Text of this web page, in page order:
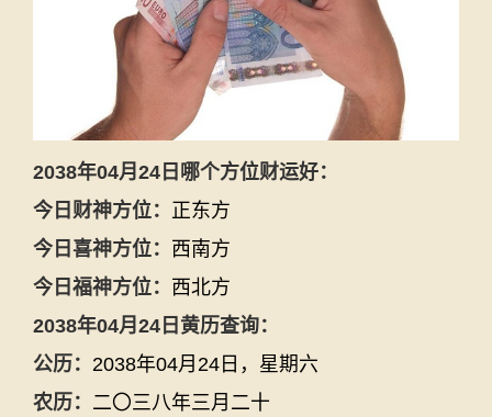
2038年04月24日哪个方位财运好：
今日财神方位： 正东方
今日喜神方位：
西南方
今日福神方位：
西北方
2038年04月24日黄历查询：
公历： 2038年04月24日，星期六
农历： 二〇三八年三月二十